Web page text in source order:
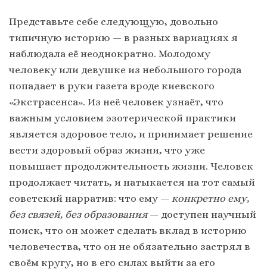
Представьте себе следующую, довольно
типичную историю — в разных вариациях я
наблюдала её неоднократно. Молодому
человеку или девушке из небольшого города
попадает в руки газета вроде киевского
«Экстрасенса». Из неё человек узнаёт, что
важным условием эзотерической практики
является здоровое тело, и принимает решение
вести здоровый образ жизни, что уже
повышает продолжительность жизни. Человек
продолжает читать, и натыкается на тот самый
советский нарратив: что ему — конкретно ему,
без связей, без образования— доступен научный
поиск, что он может сделать вклад в историю
человечества, что он не обязательно застрял в
своём кругу, но в его силах выйти за его